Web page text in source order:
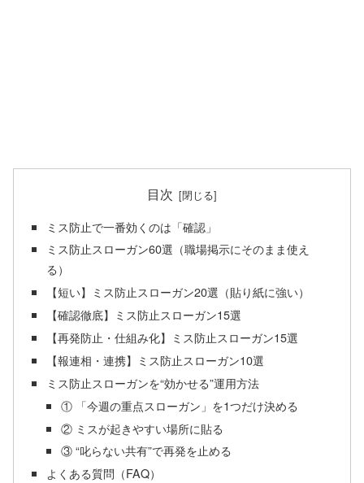
目次
ミス防止で一番効くのは「確認」
ミス防止スローガン60選（職場掲示にそのまま使え
る）
【短い】ミス防止スローガン20選（貼り紙に強い）
【確認徹底】ミス防止スローガン15選
【再発防止・仕組み化】ミス防止スローガン15選
【報連相・連携】ミス防止スローガン10選
ミス防止スローガンを“効かせる”運用方法
① 「今週の重点スローガン」を1つだけ決める
② ミスが起きやすい場所に貼る
③ “叱らない共有”で再発を止める
よくある質問（FAQ）